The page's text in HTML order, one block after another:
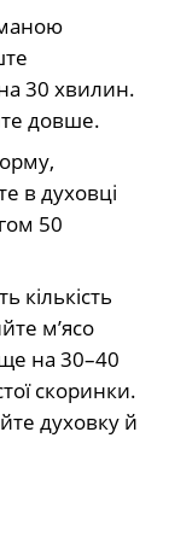
30 хвилин.
довше.
в духовці
50
кількість
м’ясо
на 30–40
скоринки.
духовку й